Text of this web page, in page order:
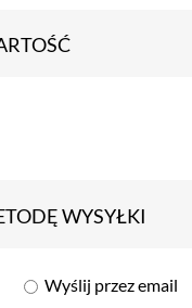
WYSYŁKI
Wyślij przez email